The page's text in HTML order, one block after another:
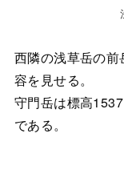
西隣の浅草岳の
容を見せる。
守門岳は標高
である。